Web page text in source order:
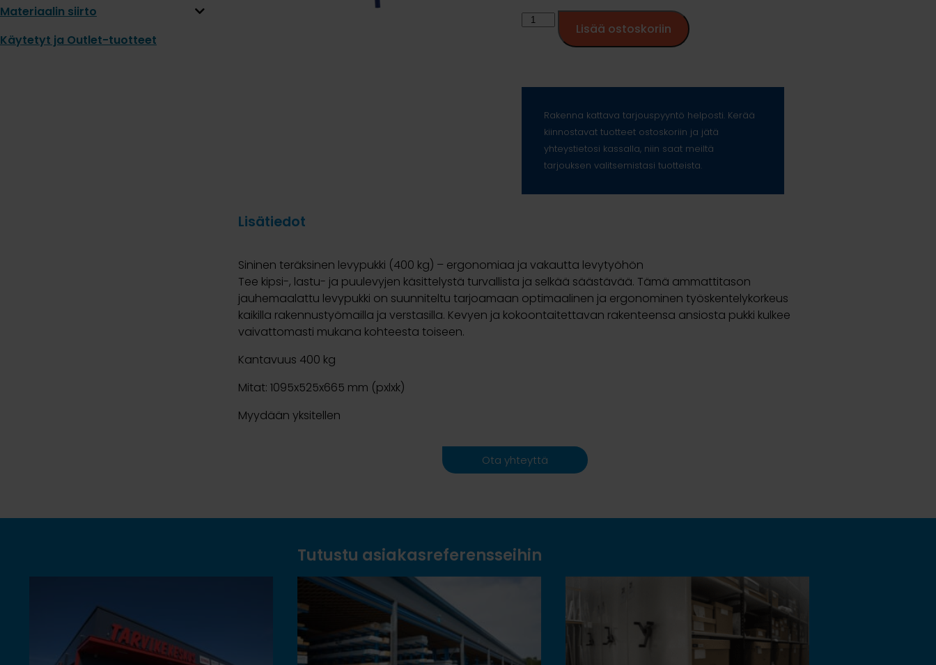
Materiaalin siirto
Käytetyt ja Outlet-tuotteet
Lisää ostoskoriin
Rakenna kattava tarjouspyyntö helposti. Kerää
kiinnostavat tuotteet ostoskoriin ja jätä
yhteystietosi kassalla, niin saat meiltä
tarjouksen valitsemistasi tuotteista.
Lisätiedot
Sininen teräksinen levypukki (400 kg) – ergonomiaa ja vakautta levytyöhön
Tee kipsi-, lastu- ja puulevyjen käsittelystä turvallista ja selkää säästävää. Tämä ammattitason
jauhemaalattu levypukki on suunniteltu tarjoamaan optimaalinen ja ergonominen työskentelykorkeus
kaikilla rakennustyömailla ja verstasilla. Kevyen ja kokoontaitettavan rakenteensa ansiosta pukki kulkee
vaivattomasti mukana kohteesta toiseen.
Kantavuus 400 kg
Mitat: 1095x525x665 mm (pxlxk)
Myydään yksitellen
Ota yhteyttä
Tutustu asiakasreferensseihin